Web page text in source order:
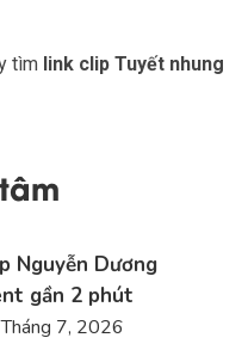
tìm link clip Tuyết nhung
Nguyễn Dương
gần 2 phút
7, 2026